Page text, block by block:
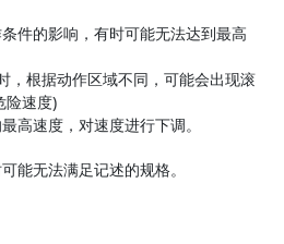
件的影响，有时可能无法达到最高
，根据动作区域不同，可能会出现滚
险速度)
高速度，对速度进行下调。
能无法满足记述的规格。